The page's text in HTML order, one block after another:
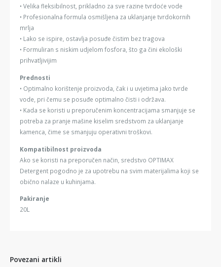
• Velika fleksibilnost, prikladno za sve razine tvrdoće vode
• Profesionalna formula osmišljena za uklanjanje tvrdokornih
mrlja
• Lako se ispire, ostavlja posuđe čistim bez tragova
• Formuliran s niskim udjelom fosfora, što ga čini ekološki
prihvatljivijim
Prednosti
• Optimalno korištenje proizvoda, čak i u uvjetima jako tvrde
vode, pri čemu se posuđe optimalno čisti i održava.
• Kada se koristi u preporučenim koncentracijama smanjuje se
potreba za pranje mašine kiselim sredstvom za uklanjanje
kamenca, čime se smanjuju operativni troškovi.
Kompatibilnost proizvoda
Ako se koristi na preporučen način, sredstvo OPTIMAX
Detergent pogodno je za upotrebu na svim materijalima koji se
obično nalaze u kuhinjama.
Pakiranje
20L
Povezani artikli